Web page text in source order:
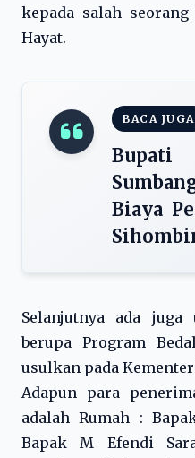
kepada salah
Hayat.
BACA JUGA
Bupati
Biaya
Selanjutnya ada
berupa Program
usulkan pada
Adapun para
adalah Rumah :
Bapak M Efendi